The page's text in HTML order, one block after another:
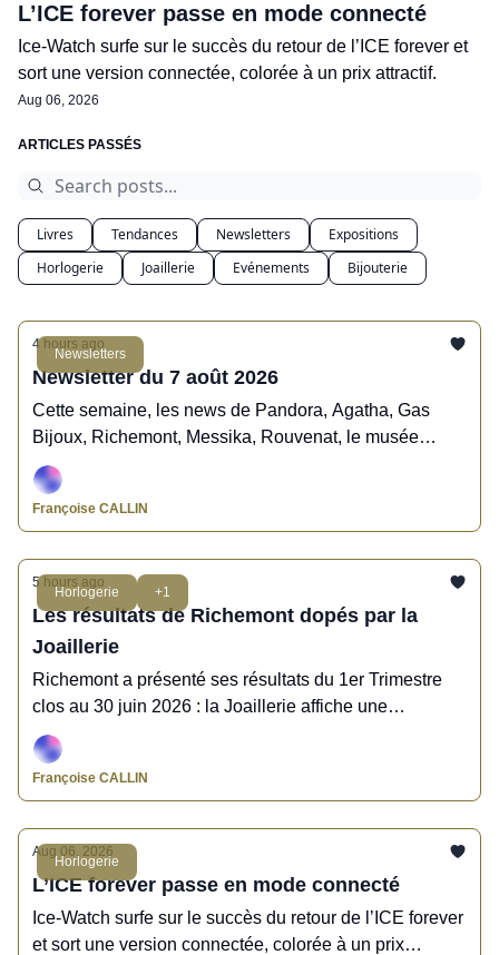
L’ICE forever passe en mode connecté
Ice-Watch surfe sur le succès du retour de l’ICE forever et
sort une version connectée, colorée à un prix attractif.
Aug 06, 2026
ARTICLES PASSÉS
Livres Tendances Newsletters
Expositions
Horlogerie
Joaillerie Evénements Bijouterie
Newsletters
4 hours ago
Newsletter du 7 août 2026
Cette semaine, les news de Pandora, Agatha, Gas
Bijoux, Richemont, Messika, Rouvenat, le musée
Lalique, Mavelia, Ice Watch, Col&MacArthur.
Françoise CALLIN
Horlogerie +1
5 hours ago
Les résultats de Richemont dopés par la
Joaillerie
Richemont a présenté ses résultats du 1er Trimestre
clos au 30 juin 2026 : la Joaillerie affiche une
croissance exceptionnelle, suivie de près par
l'Horlogerie.
Françoise CALLIN
Horlogerie
Aug 06, 2026
L’ICE forever passe en mode connecté
Ice-Watch surfe sur le succès du retour de l’ICE forever
et sort une version connectée, colorée à un prix